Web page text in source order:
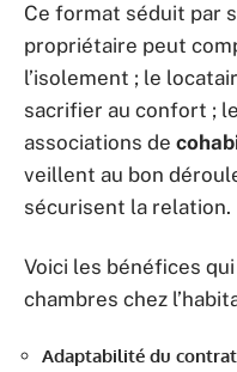
Ce format séduit par
propriétaire peut
l’isolement ; le
sacrifier au confort ;
associations de
veillent au bon
sécurisent la relation.
Voici les bénéfices
chambres chez
Adaptabilité du contrat